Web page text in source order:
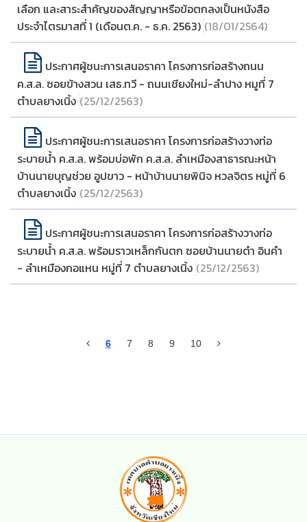
เลือก และสาระสำคัญของสัญญาหรือข้อตกลงเป็นหนังสือ
ประจำไตรมาสที่ 1 (เดือนต.ค. - ธ.ค. 2563) (18/01/2564)
ประกาศผู้ชนะการเสนอราคา โครงการก่อสร้างถนน
ค.ส.ล. ซอยข้างสวน เสธ.ทวี - ถนนเชียงใหม่-ลำปาง หมูที่ 7
ตำบลยางเนิ้ง (25/12/2563)
ประกาศผู้ชนะการเสนอราคา โครงการก่อสร้างวางท่อ
ระบายน้ำ ค.ส.ล. พร้อมบ่อพัก ค.ส.ล. ลำเหมืองสาธารณะหน้า
บ้านนายบุญช่วย อูปขาว - หน้าบ้านนายพินิจ หวลจิตร หมู่ที่ 6
ตำบลยางเนิ้ง (25/12/2563)
ประกาศผู้ชนะการเสนอราคา โครงการก่อสร้างวางท่อ
ระบายน้ำ ค.ส.ล. พร้อมราวเหล็กกันตก ซอยบ้านนายต๋า อินคำ
- ลำเหมืองกอแหน หมู่ที่ 7 ตำบลยางเนิ้ง (25/12/2563)
6 7 8 9 10